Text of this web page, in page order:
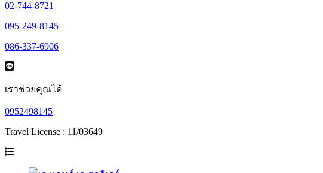
02-744-8721
095-249-8145
086-337-6906
เราช่วยคุณได้
0952498145
Travel License : 11/03649